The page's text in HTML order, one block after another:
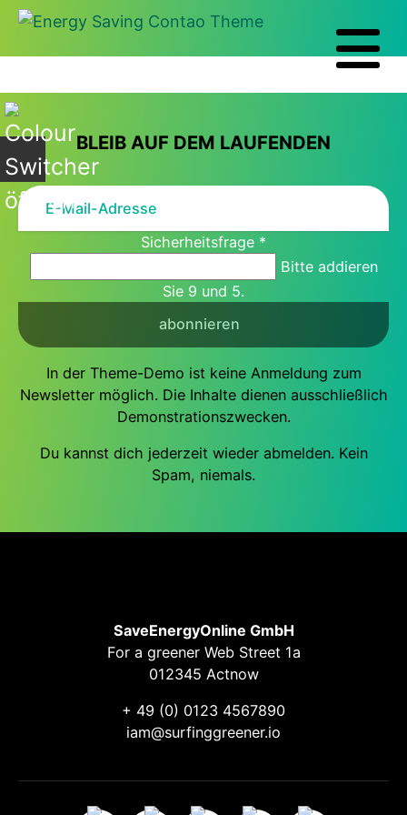
BLEIB AUF DEM LAUFENDEN
Sicherheitsfrage *
Bitte addieren
Sie 9 und 5.
abonnieren
In der Theme-Demo ist keine Anmeldung zum
Newsletter möglich. Die Inhalte dienen ausschließlich
Demonstrationszwecken.
Du kannst dich jederzeit wieder abmelden. Kein
Spam, niemals.
SaveEnergyOnline GmbH
For a greener Web Street 1a
012345 Actnow
+ 49 (0) 0123 4567890
iam@surfinggreener.io